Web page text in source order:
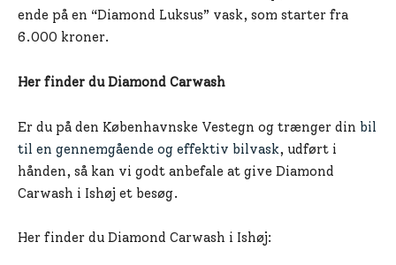
ende på en “Diamond Luksus” vask, som starter fra
6.000 kroner.
Her finder du Diamond Carwash
Er du på den Københavnske Vestegn og trænger din bil
til en gennemgående og effektiv bilvask, udført i
hånden, så kan vi godt anbefale at give Diamond
Carwash i Ishøj et besøg.
Her finder du Diamond Carwash i Ishøj: